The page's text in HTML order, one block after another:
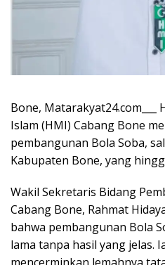
Bone, Matarakyat24.com___
Islam (HMI) Cabang Bone
pembangunan Bola Soba,
Kabupaten Bone, yang
Wakil Sekretaris Bidang
Cabang Bone, Rahmat
bahwa pembangunan Bola
lama tanpa hasil yang jelas.